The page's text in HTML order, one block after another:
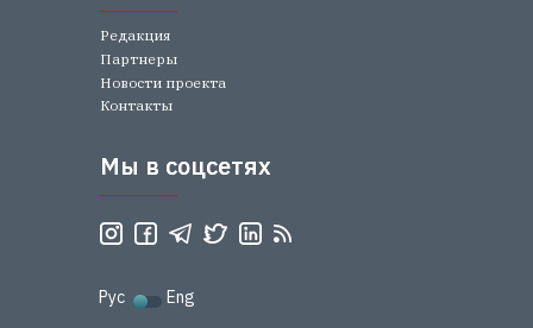
Редакция
Партнеры
Новости проекта
Контакты
Мы в соцсетях
Рус Eng
Мы в соцсетях